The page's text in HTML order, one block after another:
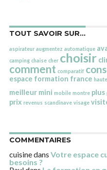
TOUT SAVOIR SUR…
aspirateur augmentez automatique
camping chaise cher choisir
comment comparatif
espace formation france haute
meilleur mini mobile montre plus
prix revenus scandinave visage
COMMENTAIRES
cuisinedans Votre espace
besoins ?